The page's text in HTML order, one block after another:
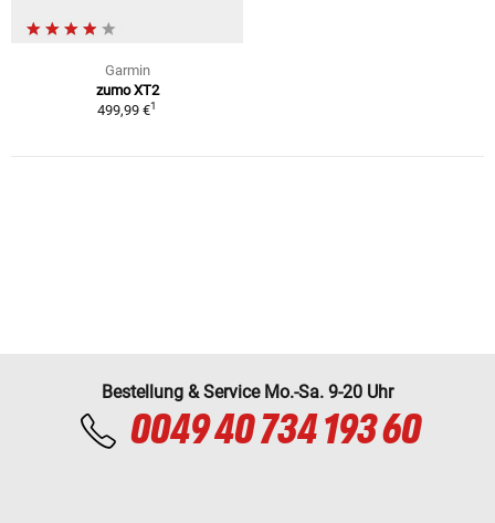
Garmin
zumo XT2
499,99 €1
Bestellung & Service Mo.-Sa. 9-20 Uhr
0049 40 734 193 60